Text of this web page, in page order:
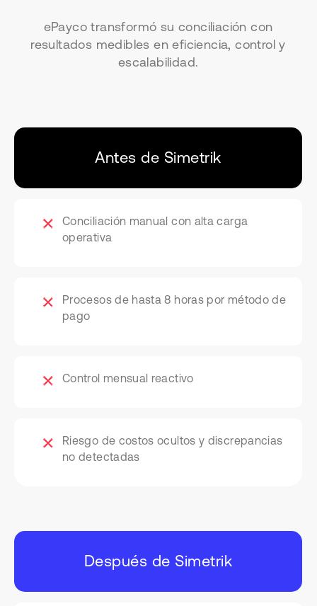
ePayco transformó su conciliación con
resultados medibles en eficiencia, control y
escalabilidad.
Antes de Simetrik
Conciliación manual con alta carga
operativa
Procesos de hasta 8 horas por método de
pago
Control mensual reactivo
Riesgo de costos ocultos y discrepancias
no detectadas
Después de Simetrik